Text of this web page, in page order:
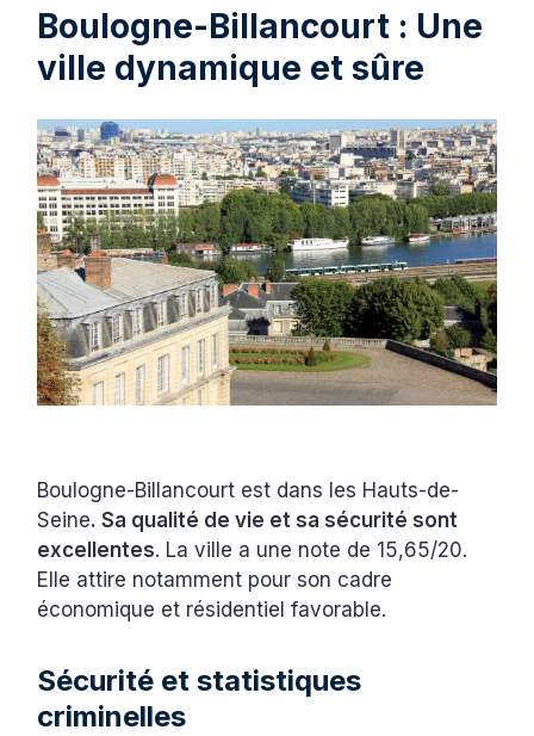
Boulogne-Billancourt : Une
ville dynamique et sûre
Boulogne-Billancourt est dans les Hauts-de-
Seine. Sa qualité de vie et sa sécurité sont
excellentes. La ville a une note de 15,65/20.
Elle attire notamment pour son cadre
économique et résidentiel favorable.
Sécurité et statistiques
criminelles